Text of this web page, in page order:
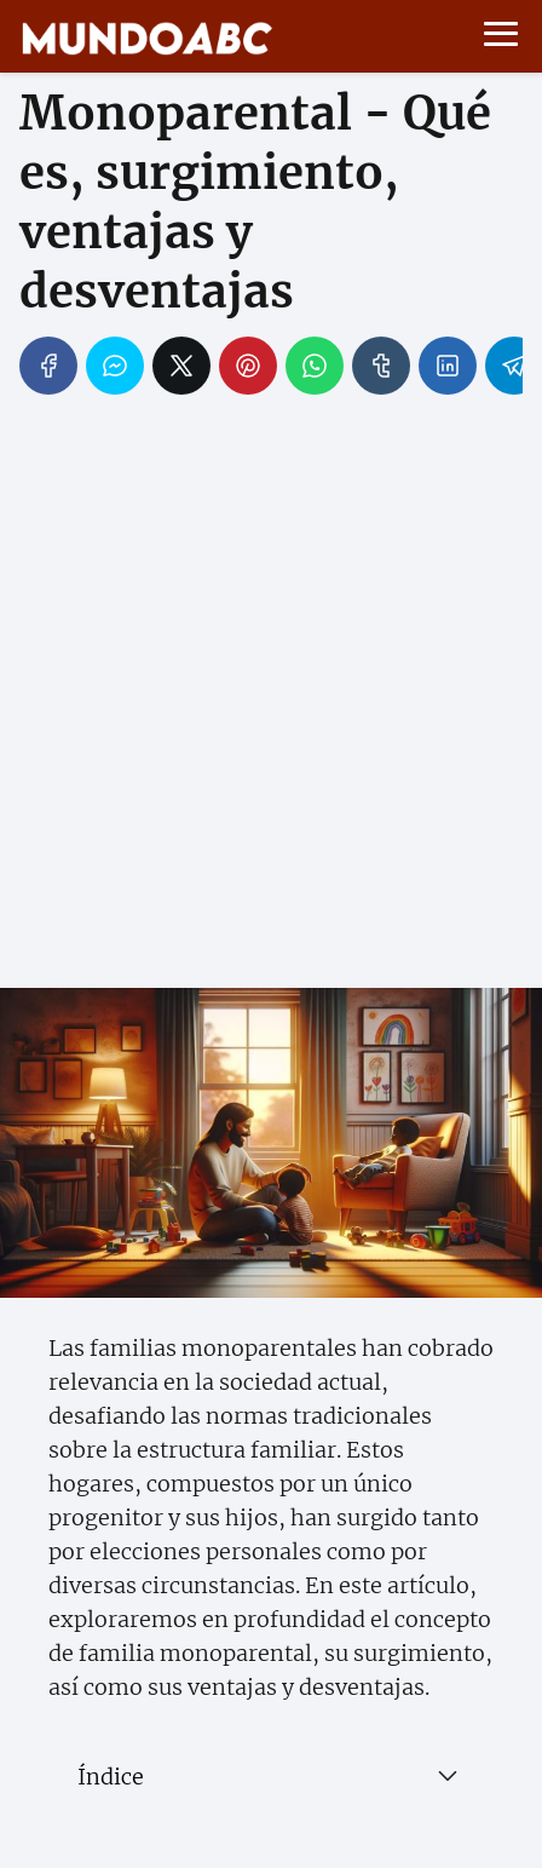
Monoparental - Qué
es, surgimiento,
ventajas y
desventajas
Las familias monoparentales han cobrado
relevancia en la sociedad actual,
desafiando las normas tradicionales
sobre la estructura familiar. Estos
hogares, compuestos por un único
progenitor y sus hijos, han surgido tanto
por elecciones personales como por
diversas circunstancias. En este artículo,
exploraremos en profundidad el concepto
de familia monoparental, su surgimiento,
así como sus ventajas y desventajas.
Índice